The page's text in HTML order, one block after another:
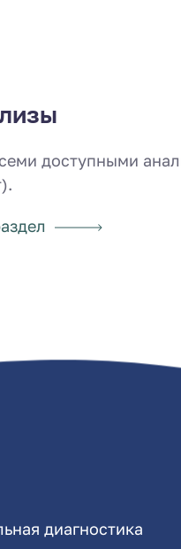
доступными
диагностика